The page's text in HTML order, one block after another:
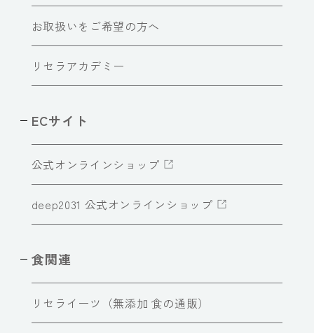
お取扱いをご希望の方へ
リセラアカデミー
ECサイト
公式オンラインショップ
deep2031 公式オンラインショップ
食関連
リセライーツ（無添加 食の通販）